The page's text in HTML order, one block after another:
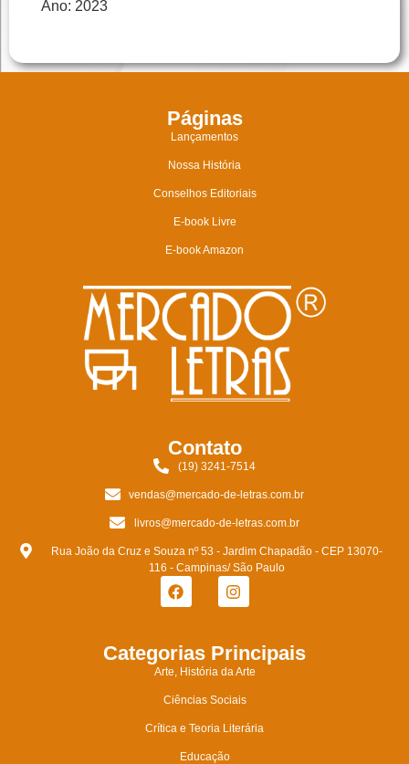
Ano: 2023
Páginas
Lançamentos
Nossa História
Conselhos Editoriais
E-book Livre
E-book Amazon
Contato
(19) 3241-7514
vendas@mercado-de-letras.com.br
livros@mercado-de-letras.com.br
Rua João da Cruz e Souza nº 53 - Jardim Chapadão - CEP 13070-
116 - Campinas/ São Paulo
Categorias Principais
Arte, História da Arte
Ciências Sociais
Crítica e Teoria Literária
Educação